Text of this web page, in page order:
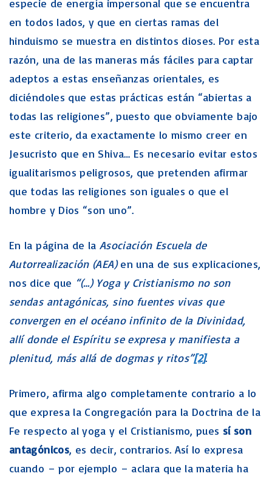
especie de energía impersonal que se encuentra
en todos lados, y que en ciertas ramas del
hinduismo se muestra en distintos dioses. Por esta
razón, una de las maneras más fáciles para captar
adeptos a estas enseñanzas orientales, es
diciéndoles que estas prácticas están “abiertas a
todas las religiones”, puesto que obviamente bajo
este criterio, da exactamente lo mismo creer en
Jesucristo que en Shiva… Es necesario evitar estos
igualitarismos peligrosos, que pretenden afirmar
que todas las religiones son iguales o que el
hombre y Dios “son uno”.
En la página de la Asociación Escuela de
Autorrealización (AEA)en una de sus explicaciones,
nos dice que “(…) Yoga y Cristianismo no son
sendas antagónicas, sino fuentes vivas que
convergen en el océano infinito de la Divinidad,
allí donde el Espíritu se expresa y manifiesta a
plenitud, más allá de dogmas y ritos”[2].
Primero, afirma algo completamente contrario a lo
que expresa la Congregación para la Doctrina de la
Fe respecto al yoga y el Cristianismo, pues sí son
antagónicos, es decir, contrarios. Así lo expresa
cuando – por ejemplo – aclara que la materia ha